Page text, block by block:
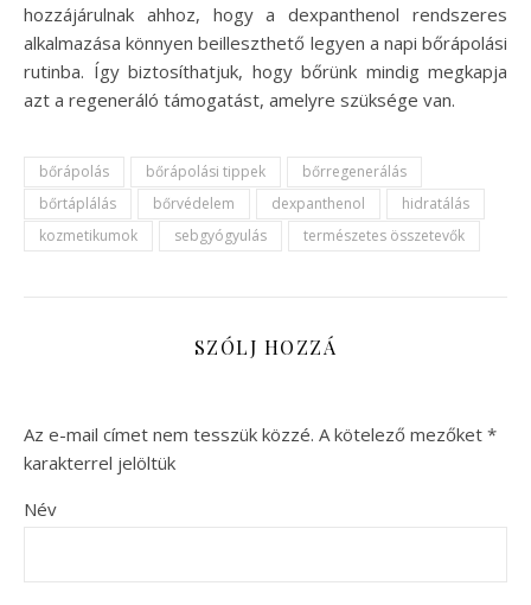
hozzájárulnak ahhoz, hogy a dexpanthenol rendszeres
alkalmazása könnyen beilleszthető legyen a napi bőrápolási
rutinba. Így biztosíthatjuk, hogy bőrünk mindig megkapja
azt a regeneráló támogatást, amelyre szüksége van.
bőrápolás bőrápolási tippek
bőrregenerálás
bőrtáplálás
bőrvédelem dexpanthenol
hidratálás
kozmetikumok
sebgyógyulás természetes összetevők
SZÓLJ HOZZÁ
Az e-mail címet nem tesszük közzé. A kötelező mezőket *
karakterrel jelöltük
Név